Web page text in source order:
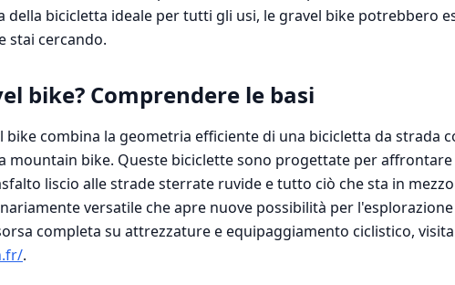
della bicicletta ideale per tutti gli usi, le gravel bike potrebbero
stai cercando.
bike? Comprendere le basi
bike combina la geometria efficiente di una bicicletta da strada
mountain bike. Queste biciclette sono progettate per
liscio alle strade sterrate ruvide e tutto ciò che sta in
versatile che apre nuove possibilità per
completa su attrezzature e equipaggiamento ciclistico, visita
.